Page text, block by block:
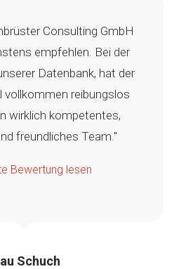
Consulting GmbH
empfehlen. Bei der
Datenbank, hat der
reibungslos
wirklich kompetentes,
freundliches Team."
Bewertung lesen
Schuch